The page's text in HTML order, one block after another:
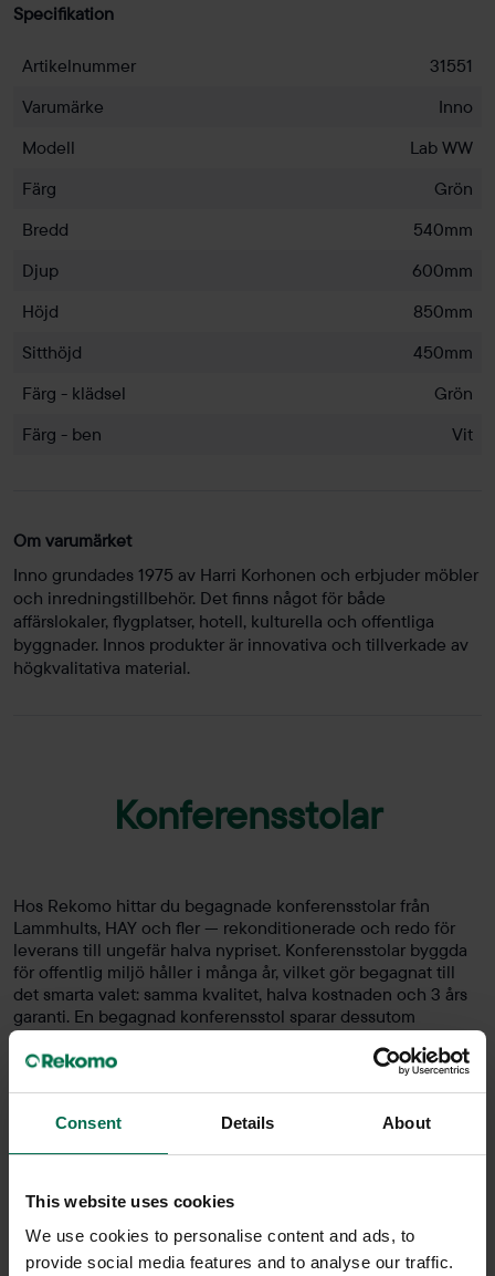
Consent Details About
This website uses cookies
We use cookies to personalise content and ads, to
provide social media features and to analyse our traffic.
Specifikation
Artikelnummer
31551
Varumärke
Inno
Modell
Lab WW
Färg
Grön
Bredd
540mm
Djup
600mm
Höjd
850mm
Sitthöjd
450mm
Färg - klädsel
Grön
Färg - ben
Vit
Om varumärket
Inno grundades 1975 av Harri Korhonen och erbjuder möbler
och inredningstillbehör. Det finns något för både
affärslokaler, flygplatser, hotell, kulturella och offentliga
byggnader. Innos produkter är innovativa och tillverkade av
högkvalitativa material.
Konferensstolar
Hos Rekomo hittar du begagnade konferensstolar från
Lammhults, HAY och fler — rekonditionerade och redo för
leverans till ungefär halva nypriset. Konferensstolar byggda
för offentlig miljö håller i många år, vilket gör begagnat till
det smarta valet: samma kvalitet, halva kostnaden och 3 års
garanti. En begagnad konferensstol sparar dessutom
omkring 32 kg CO₂ jämfört med en nyproducerad. Varje stol
kontrolleras och säljs med skick tydligt utskrivet. Ska ni
möblera ett helt mötesrum? Kontakta oss gärna för offert och